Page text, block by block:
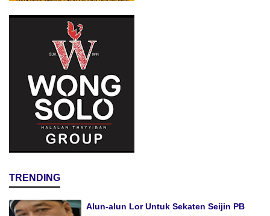
TRENDING
Alun-alun Lor Untuk Sekaten Seijin PB